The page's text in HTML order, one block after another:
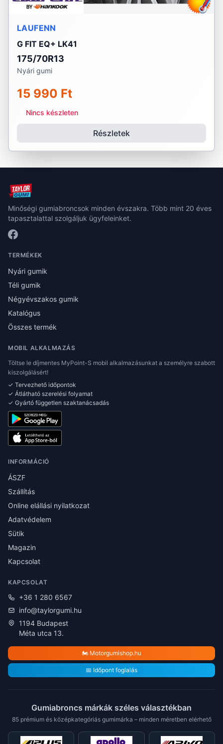
LAUFENN
G FIT EQ+ LK41
175/70R13
Nyári gumi
15 990 Ft
Nincs készleten
Részletek
Minőségi gumiabroncsok minden évszakra. Több mint 20 éves
tapasztalattal szolgáljuk ügyfeleinket.
TERMÉKEK
Nyári gumik
Téli gumik
Négyévszakos gumik
Katalógus
Összes termék
MOBIL ALKALMAZÁS
Töltse le díjmentes MyPoint-S mobil alkalmazásunkat a személyre szabott
kiszolgálásért!
✓ Tervezhető időpontok
✓ Átlátható szerelési folyamat
✓ Gyártó független szaktanácsadás
INFORMÁCIÓ
ÁSZF
Szállítás
Online elállási nyilatkozat
Adatvédelem
Sütik
Magazin
Kapcsolat
KAPCSOLAT
+36 1 280 6567
info@taylorgumi.hu
1194 Budapest
Méta utca 13.
🏍️ Motorgumishop.hu
📅 Időpont foglalás
Gumiabroncs márkák széles választékban
85 prémium és középkategóriás gumimárka – minden méretben elérhető